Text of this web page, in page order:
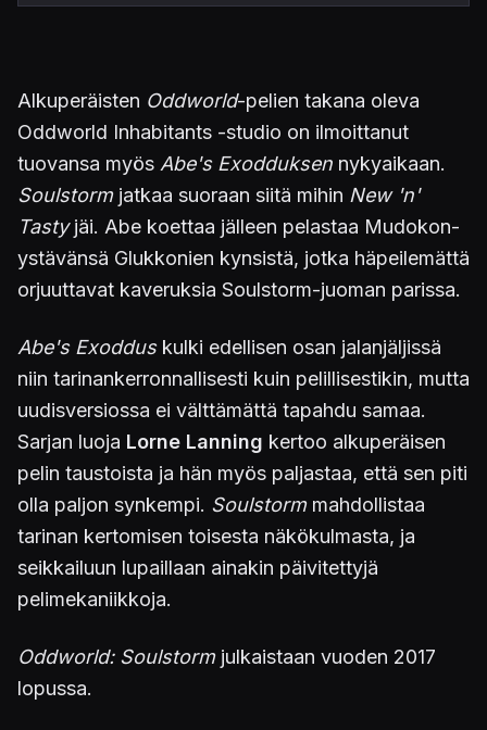
Alkuperäisten Oddworld-pelien takana oleva
Oddworld Inhabitants -studio on ilmoittanut
tuovansa myös Abe's Exodduksen nykyaikaan.
Soulstorm jatkaa suoraan siitä mihin New 'n'
Tastyjäi. Abe koettaa jälleen pelastaa Mudokon-
ystävänsä Glukkonien kynsistä, jotka häpeilemättä
orjuuttavat kaveruksia Soulstorm-juoman parissa.
Abe's Exodduskulki edellisen osan jalanjäljissä
niin tarinankerronnallisesti kuin pelillisestikin, mutta
uudisversiossa ei välttämättä tapahdu samaa.
Sarjan luoja Lorne Lanning kertoo alkuperäisen
pelin taustoista ja hän myös paljastaa, että sen piti
olla paljon synkempi. Soulstorm mahdollistaa
tarinan kertomisen toisesta näkökulmasta, ja
seikkailuun lupaillaan ainakin päivitettyjä
pelimekaniikkoja.
Oddworld: Soulstormjulkaistaan vuoden 2017
lopussa.